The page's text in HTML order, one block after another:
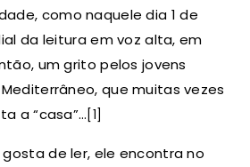
como naquele dia 1 de
da leitura em voz alta, em
um grito pelos jovens
que muitas vezes
a “casa”… [1]
de ler, ele encontra no